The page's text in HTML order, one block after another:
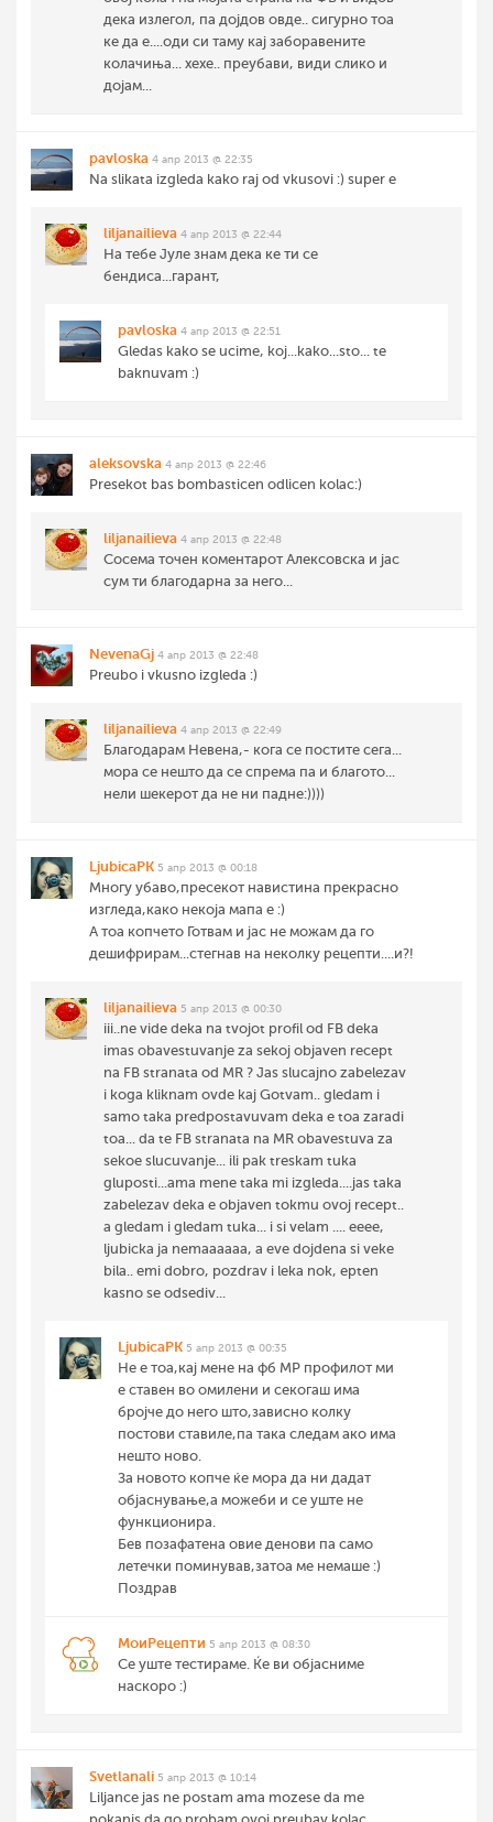
дека излегол, па дојдов овде.. сигурно тоа
ке да е....оди си таму кај заборавените
колачиња... хехе.. преубави, види слико и
дојам...
pavloska 4 апр 2013 @ 22:35
Na slikata izgleda kako raj od vkusovi :) super e
liljanailieva 4 апр 2013 @ 22:44
На тебе Јуле знам дека ке ти се
бендиса...гарант,
pavloska 4 апр 2013 @ 22:51
Gledas kako se ucime, koj...kako...sto... te
baknuvam :)
aleksovska 4 апр 2013 @ 22:46
Presekot bas bombasticen odlicen kolac:)
liljanailieva 4 апр 2013 @ 22:48
Сосема точен коментарот Алексовска и јас
сум ти благодарна за него...
NevenaGj 4 апр 2013 @ 22:48
Preubo i vkusno izgleda :)
liljanailieva 4 апр 2013 @ 22:49
Благодарам Невена,- кога се постите сега...
мора се нешто да се спрема па и благото...
нели шекерот да не ни падне:))))
LjubicaPK 5 апр 2013 @ 00:18
Многу убаво,пресекот навистина прекрасно
изгледа,како некоја мапа е :)
А тоа копчето Готвам и јас не можам да го
дешифрирам...стегнав на неколку рецепти....и?!
liljanailieva 5 апр 2013 @ 00:30
iii..ne vide deka na tvojot profil od FB deka
imas obavestuvanje za sekoj objaven recept
na FB stranata od MR ? Jas slucajno zabelezav
i koga kliknam ovde kaj Gotvam.. gledam i
samo taka predpostavuvam deka e toa zaradi
toa... da te FB stranata na MR obavestuva za
sekoe slucuvanje... ili pak treskam tuka
gluposti...ama mene taka mi izgleda....jas taka
zabelezav deka e objaven tokmu ovoj recept..
a gledam i gledam tuka... i si velam .... eeee,
ljubicka ja nemaaaaaa, a eve dojdena si veke
bila.. emi dobro, pozdrav i leka nok, epten
kasno se odsediv...
LjubicaPK 5 апр 2013 @ 00:35
Не е тоа,кај мене на фб МР профилот ми
е ставен во омилени и секогаш има
бројче до него што,зависно колку
постови ставиле,па така следам ако има
нешто ново.
За новото копче ќе мора да ни дадат
објаснување,а можеби и се уште не
функционира.
Бев позафатена овие денови па само
летечки поминував,затоа ме немаше :)
Поздрав
МоиРецепти 5 апр 2013 @ 08:30
Се уште тестираме. Ќе ви објасниме
наскоро :)
Svetlanali 5 апр 2013 @ 10:14
Liljance jas ne postam ama mozese da me
pokanis da go probam ovoj preubav kolac .